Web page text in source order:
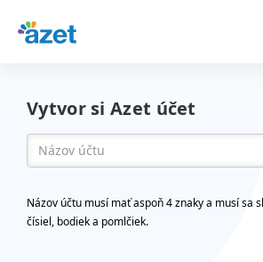
Vytvor si Azet účet
Názov účtu musí mať aspoň 4 znaky a musí sa
čísiel, bodiek a pomlčiek.